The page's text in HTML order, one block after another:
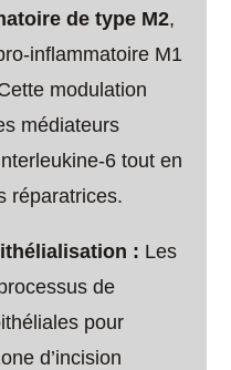
de type M2,
inflammatoire M1
modulation
médiateurs
6 tout en
réparatrices.
: Les
de
pour
d’incision